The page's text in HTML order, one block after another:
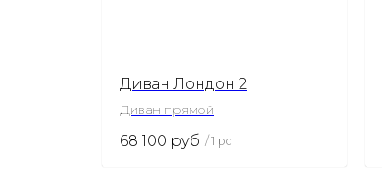
Диван Лондон 2
Диван прямой
68 100 руб. / 1 pc